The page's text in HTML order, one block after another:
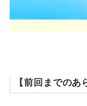
【前回までのあ